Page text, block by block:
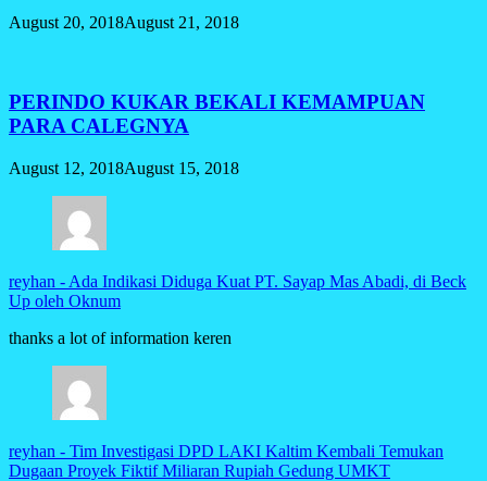
August 20, 2018August 21, 2018
PERINDO KUKAR BEKALI KEMAMPUAN
PARA CALEGNYA
August 12, 2018August 15, 2018
reyhan - Ada Indikasi Diduga Kuat PT. Sayap Mas Abadi, di Beck
Up oleh Oknum
thanks a lot of information keren
reyhan - Tim Investigasi DPD LAKI Kaltim Kembali Temukan
Dugaan Proyek Fiktif Miliaran Rupiah Gedung UMKT